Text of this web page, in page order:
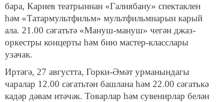
бара, Кариев театрыннан «Галиябану» спектаклен
һәм «Татармультфильм» мультфильмнарын карый
ала. 21.00 сәгатьтә «Мануш-мануш» чегән джаз-
оркестры концерты һәм бию мастер-класслары
узачак.
Иртәгә, 27 августта, Горки-Әмәт урманындагы
чаралар 12.00 сәгатьтән башлана һәм 22.00 сәгатькә
кадәр дәвам итәчәк. Товарлар һәм сувенирлар белән